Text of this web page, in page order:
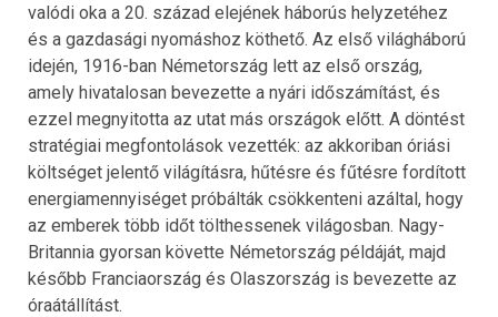
valódi oka a 20. század elejének háborús helyzetéhez
és a gazdasági nyomáshoz köthető. Az első világháború
idején, 1916-ban Németország lett az első ország,
amely hivatalosan bevezette a nyári időszámítást, és
ezzel megnyitotta az utat más országok előtt. A döntést
stratégiai megfontolások vezették: az akkoriban óriási
költséget jelentő világításra, hűtésre és fűtésre fordított
energiamennyiséget próbálták csökkenteni azáltal, hogy
az emberek több időt tölthessenek világosban. Nagy-
Britannia gyorsan követte Németország példáját, majd
később Franciaország és Olaszország is bevezette az
óraátállítást.